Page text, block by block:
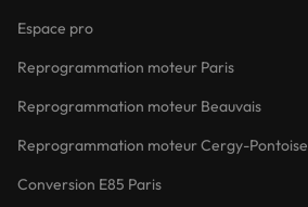
Espace pro
Reprogrammation moteur Paris
Reprogrammation moteur Beauvais
Reprogrammation moteur Cergy-Pontoise
Conversion E85 Paris